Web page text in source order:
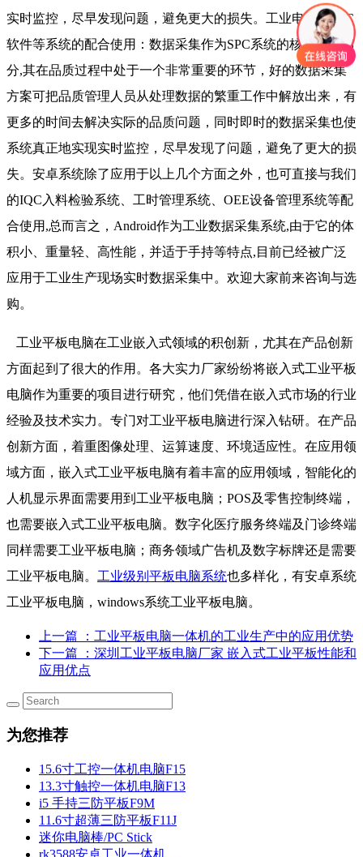
实时监控，尽早发现问题，避免更大的损失。工业电脑与SPC
软件等系统的配合使用：数据采集作为SPC系统的核心组成部
分,其在品质过程中处于一个非常重要的环节，好的数据采集
方案可把品质管理人员从处理数据的繁重工作中解放出来，有
更多的时间去解决实际的品质问题，同时即时的数据采集也使
系统真正地实现实时监控，尽早发现了问题，避免了更大的损
失。安卓系统除了应用于以上几个方面之外，也可直接与我们
的IQC入料检验系统、工时管理系统、OEE设备管理系统等配
合使用,总而言之，Android作为工业数据采集系统,由于它的体
积小、重量轻、高性能，并适于手持等特点,目前已经被广泛
应用于工业生产现场实时数据采集中。欢迎大家前来咨询与选
购。
工业平板电脑在工业嵌入式领域的积创新，尤其在产品创新
方面起到了很大的作用。各大实力厂家纷纷将嵌入式工业平板
电脑作为重要的项目进行研究，他们凭借在嵌入式市场的行业
经验及技术实力。专门对工业平板电脑进行深入钻研。在产品
创新方面，着重图像处理、运算速度、环境适应性。在应用领
域方面，嵌入式工业平板电脑有着丰富的应用领域，智能化的
人机显示界面需要用到工业平板电脑；POS及零售控制终端，
也需要嵌入式工业平板电脑。数字化医疗服务终端及门诊终端
同样需要工业平板电脑；商务领域广告机及数字标牌还是需要
工业平板电脑。 工业级别平板电脑系统也多样化，有安卓系统
工业平板电脑，windows系统工业平板电脑。
上一篇
：工业平板电脑一体机的工业生产中的应用优势
下一篇
：深圳工业平板电脑厂家 嵌入式工业平板性能和
应用优点
为您推荐
15.6寸工控一体机电脑F15
13.3寸触控一体机电脑F13
i5 手持三防平板F9M
11.6寸超薄三防平板F11J
迷你电脑棒/PC Stick
rk3588安卓工业一体机